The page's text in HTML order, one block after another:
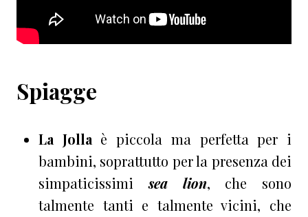
Spiagge
La Jolla è piccola ma perfetta per i
bambini, soprattutto per la presenza dei
simpaticissimisea lion, che sono
talmente tanti e talmente vicini, che